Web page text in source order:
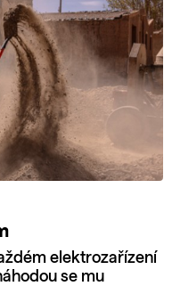
elektrozařízení
se mu